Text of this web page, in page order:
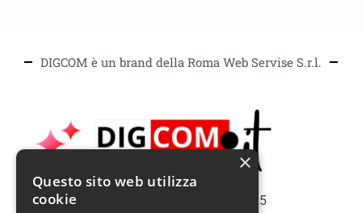
DIGCOM è un brand della Roma Web Servise S.r.l.
Copiright | Roma Web Service S.r.l. - 2025
×
Questo sito web utilizza
cookie